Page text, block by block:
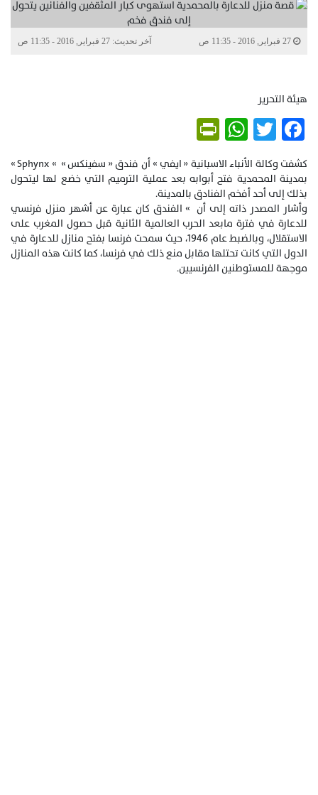
آخر تحديث: 27 فبراير, 2016 - 11:35 ص
هيئة التحرير
Facebook
Twitter
WhatsApp
كشفت وكالة الأنباء الاسبانية « ايفي » أن فندق « سفينكس » » Sphynx »
بمدينة المحمدية فتح أبوابه بعد عملية الترميم التي خضع لها ليتحول
بذلك إلى أحد أفخم الفنادق بالمدينة.
وأشار المصدر ذاته إلى أن » الفندق كان عبارة عن أشهر منزل فرنسي
للدعارة في فترة مابعد الحرب العالمية الثانية قبل حصول المغرب على
الاستقلال، وبالضبط عام 1946، حيث سمحت فرنسا بفتح منازل للدعارة في
الدول التي كانت تحتلها مقابل منع ذلك في فرنسا، كما كانت هذه المنازل
موجهة للمستوطنين الفرنسيين.